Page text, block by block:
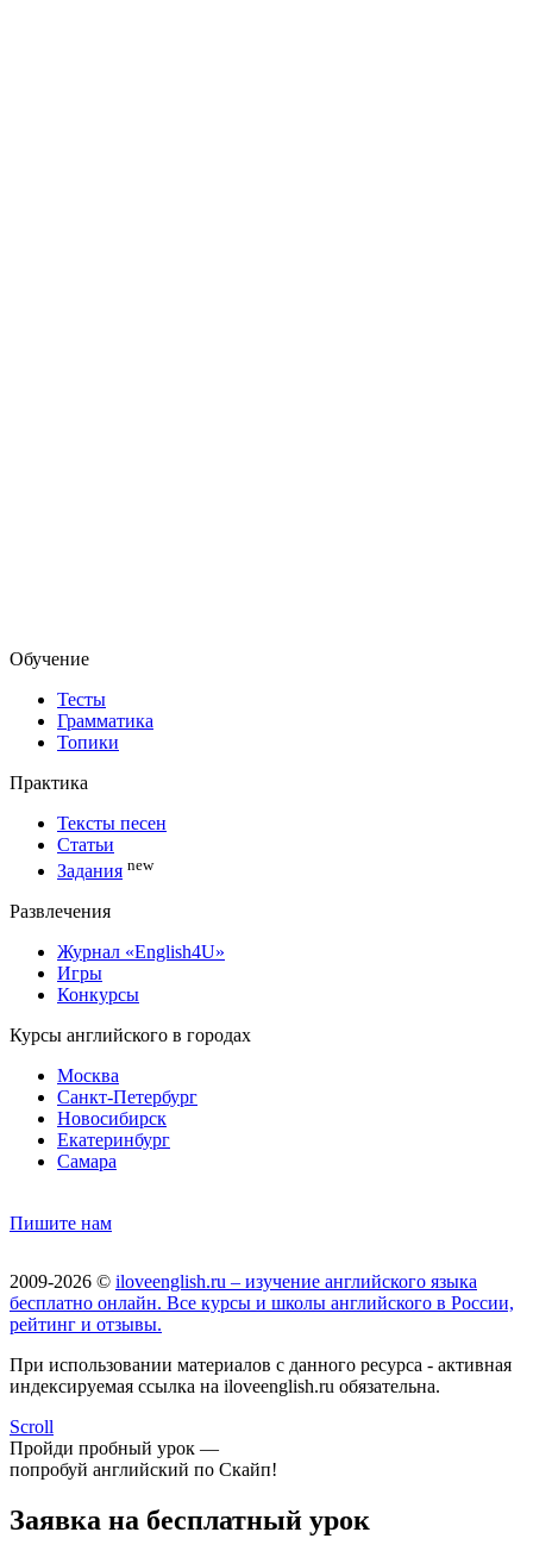
Обучение
Тесты
Грамматика
Топики
Практика
Тексты песен
Статьи
Задания new
Развлечения
Журнал «English4U»
Игры
Конкурсы
Курсы английского в городах
Москва
Санкт-Петербург
Новосибирск
Екатеринбург
Самара
Пишите нам
2009-2026 © iloveenglish.ru – изучение английского языка
бесплатно онлайн. Все курсы и школы английского в России,
рейтинг и отзывы.
При использовании материалов с данного ресурса - активная
индексируемая ссылка на iloveenglish.ru обязательна.
Scroll
Пройди пробный урок —
попробуй английский по Скайп!
Заявка на бесплатный урок